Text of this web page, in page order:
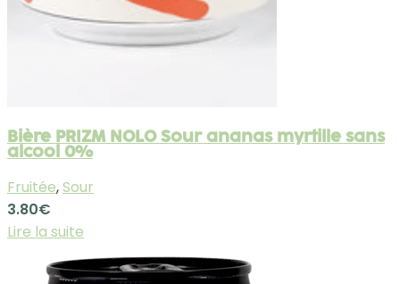
Bière PRIZM NOLO Sour ananas myrtille sans
alcool 0%
Fruitée,Sour
3.80€
Lire la suite